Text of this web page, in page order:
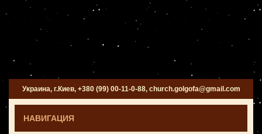
Украина, г.Киев, +380 (99) 00-11-0-88, church.golgofa@gmail.com
НАВИГАЦИЯ